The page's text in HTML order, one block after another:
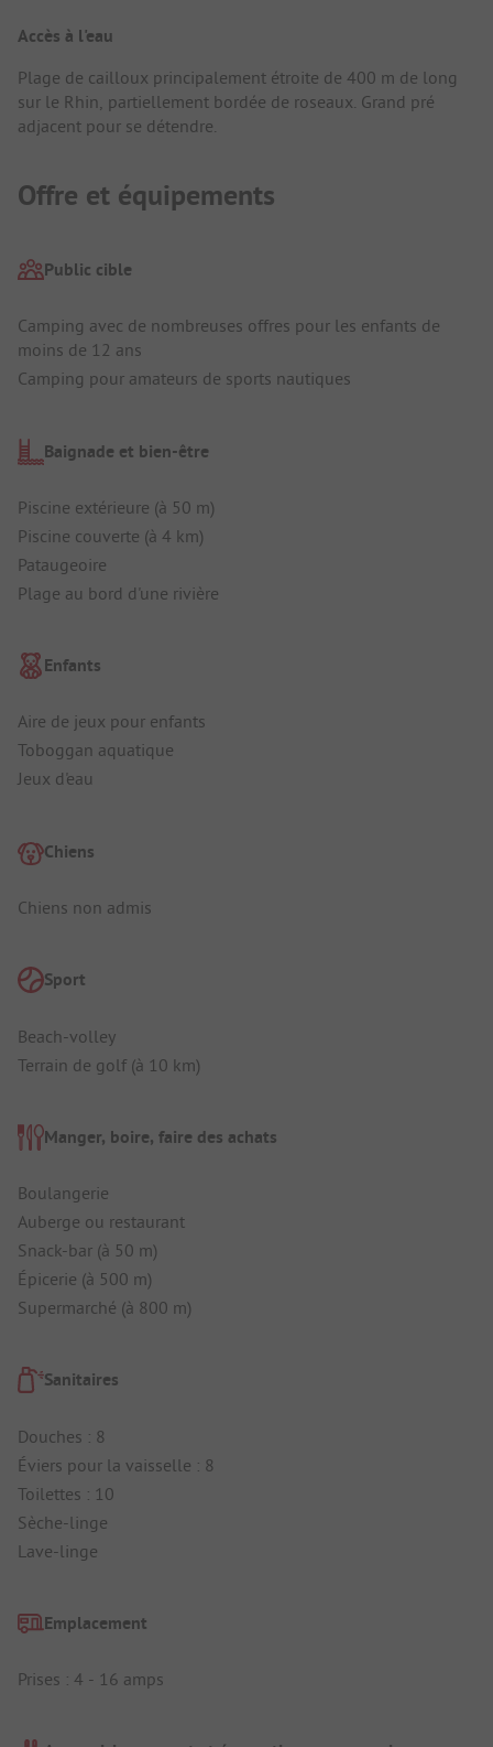
Accès à l'eau
Plage de cailloux principalement étroite de 400 m de long
sur le Rhin, partiellement bordée de roseaux. Grand pré
adjacent pour se détendre.
Offre et équipements
Public cible
Camping avec de nombreuses offres pour les enfants de
moins de 12 ans
Camping pour amateurs de sports nautiques
Baignade et bien-être
Piscine extérieure (à 50 m)
Piscine couverte (à 4 km)
Pataugeoire
Plage au bord d'une rivière
Enfants
Aire de jeux pour enfants
Toboggan aquatique
Jeux d'eau
Chiens
Chiens non admis
Sport
Beach-volley
Terrain de golf (à 10 km)
Manger, boire, faire des achats
Boulangerie
Auberge ou restaurant
Snack-bar (à 50 m)
Épicerie (à 500 m)
Supermarché (à 800 m)
Sanitaires
Douches : 8
Éviers pour la vaisselle : 8
Toilettes : 10
Sèche-linge
Lave-linge
Emplacement
Prises : 4 - 16 amps